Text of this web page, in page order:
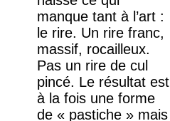
manque tant à l’art :
le rire. Un rire franc,
massif, rocailleux.
Pas un rire de cul
pincé. Le résultat est
à la fois une forme
de « pastiche » mais